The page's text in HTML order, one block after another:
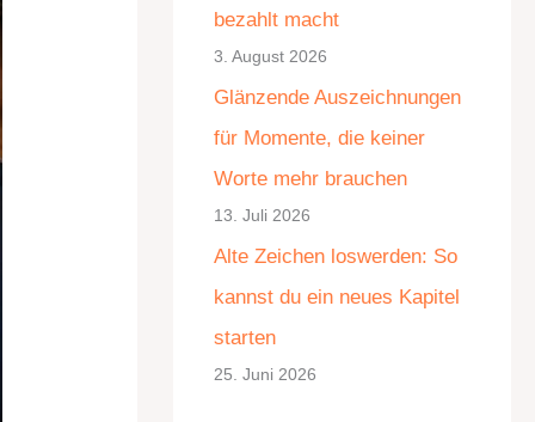
bezahlt macht
3. August 2026
Glänzende Auszeichnungen
für Momente, die keiner
Worte mehr brauchen
13. Juli 2026
Alte Zeichen loswerden: So
kannst du ein neues Kapitel
starten
25. Juni 2026
r
i
e
n